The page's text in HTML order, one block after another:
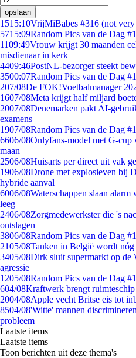
opslaan
1515:10VrijMiBabes #316 (not
5715:09Random Pics van de Dag
1109:49Vrouw krijgt 30 maanden
misdienaar in kerk
4409:46PostNL-bezorger steekt
3500:07Random Pics van de Dag
207/08De FOK!Voetbalmanager
1607/08Meta krijgt half miljard
2007/08Denemarken pakt AI-
examens
1907/08Random Pics van de Dag
6606/08Onlyfans-model met G-cup
maan
2506/08Huisarts per direct uit vak
1906/08Drone met explosieven bij
hybride aanval
6006/08Waterschappen slaan alarm
leeg
2406/08Zorgmedewerkster die 's
ontslagen
3806/08Random Pics van de Dag
2105/08Tanken in België wordt
3405/08Dirk sluit supermarkt op de
agressie
1205/08Random Pics van de Dag
604/08Kraftwerk brengt
2004/08Apple vecht Britse eis tot
8504/08'Witte' mannen
probleem
Laatste items
Laatste items
Toon berichten uit deze thema's